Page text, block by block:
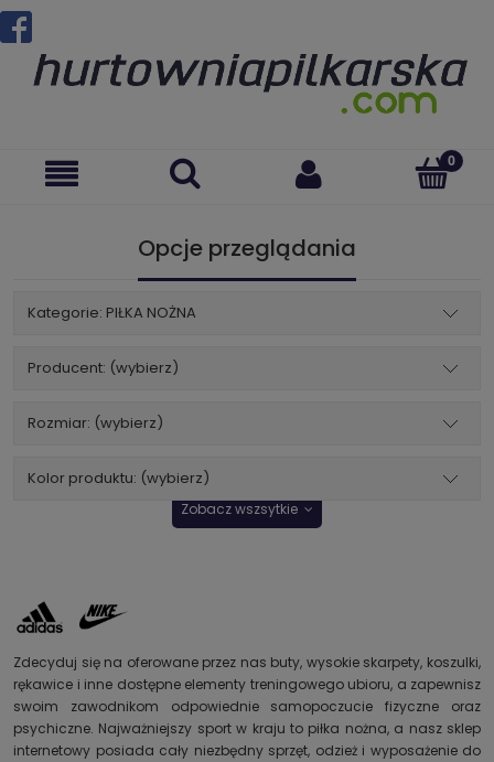
Opcje przeglądania
Kategorie: PIŁKA NOŻNA
Producent: (wybierz)
Rozmiar: (wybierz)
Kolor produktu: (wybierz)
Zobacz wszsytkie
Zdecyduj się na oferowane przez nas buty, wysokie skarpety, koszulki,
rękawice i inne dostępne elementy treningowego ubioru, a zapewnisz
swoim zawodnikom odpowiednie samopoczucie fizyczne oraz
psychiczne. Najważniejszy sport w kraju to piłka nożna, a nasz sklep
internetowy posiada cały niezbędny sprzęt, odzież i wyposażenie do